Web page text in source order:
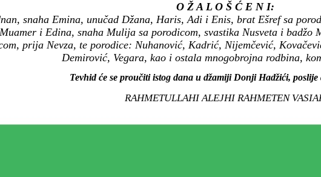
O Ž A L O Š Ć E N I:
snaha Emina, unučad Džana, Haris, Adi i Enis, brat Ešref sa
i Edina, snaha Mulija sa porodicom, svastika Nusveta i badžo
prija Nevza, te porodice: Nuhanović, Kadrić, Nijemčević,
Demirović, Vegara, kao i ostala mnogobrojna rodbina,
Tevhid će se proučiti istog dana u džamiji Donji Hadžići, poslije
RAHMETULLAHI ALEJHI RAHMETEN